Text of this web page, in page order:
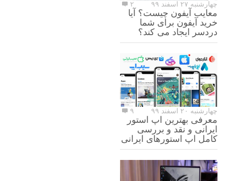
چهارشنبه ۲۷ اسفند ۹۹ ۲
معایب آیفون چیست؟ آیا
خرید آیفون برای شما
دردسر ایجاد می کند؟
چهارشنبه ۲۰ اسفند ۹۹ ۹
معرفی بهترین اپ استور
ایرانی و نقد و بررسی
کامل اپ استورهای ایرانی